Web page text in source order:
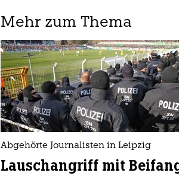
Mehr zum Thema
Abgehörte Journalisten in Leipzig
Lauschangriff mit